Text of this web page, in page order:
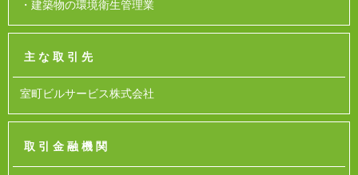
・建築物の環境衛生管理業
主な取引先
室町ビルサービス株式会社
取引金融機関